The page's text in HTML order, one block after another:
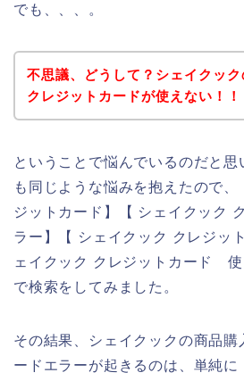
でも、、、。
不思議、どうして？シェイクッ
クレジットカードが使えない！！
ということで悩んでいるのだと思
も同じような悩みを抱えたので、
ジットカード】【 シェイクック
ラー】【 シェイクック クレジッ
ェイクック クレジットカード 使
で検索をしてみました。
その結果、シェイクックの商品購
ードエラーが起きるのは、単純に